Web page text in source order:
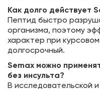
Как долго действует
Пептид быстро
организма, поэтому
характер при
долгосрочный.
Semax можно
без инсульта?
В исследовательской